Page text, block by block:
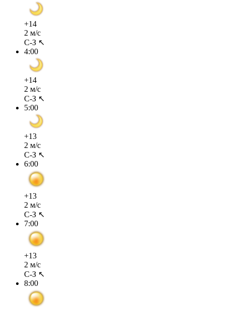
+14
2 м/с
С-З ↖
4:00
+14
2 м/с
С-З ↖
5:00
+13
2 м/с
С-З ↖
6:00
+13
2 м/с
С-З ↖
7:00
+13
2 м/с
С-З ↖
8:00